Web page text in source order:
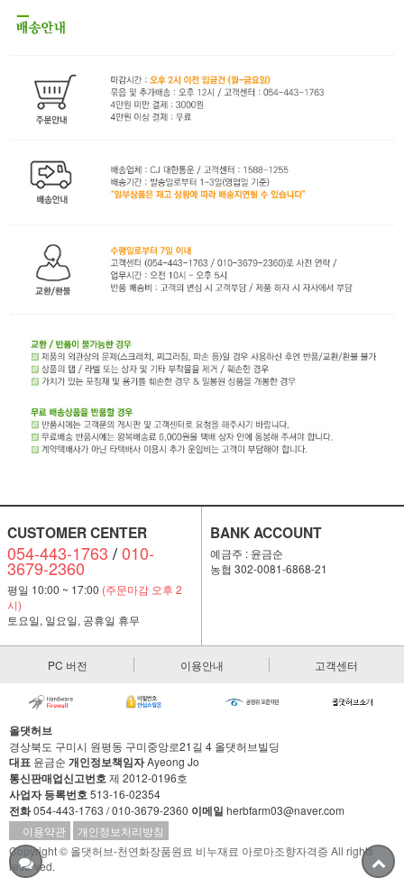
CUSTOMER CENTER
054-443-1763 /010-
3679-2360
평일 10:00 ~ 17:00 (주문마감 오후 2
시)
토요일, 일요일, 공휴일 휴무
BANK ACCOUNT
예금주 : 윤금순
농협 302-0081-6868-21
PC 버전 이용안내 고객센터
올댓허브
경상북도 구미시 원평동 구미중앙로21길 4 올댓허브빌딩
대표 윤금순 개인정보책임자Ayeong Jo
통신판매업신고번호제 2012-0196호
사업자 등록번호513-16-02354
전화054-443-1763 / 010-3679-2360 이메일 herbfarm03@naver.com
이용약관
개인정보처리방침
Copyright © 올댓허브-천연화장품원료 비누재료 아로마조향자격증 All rights
reserved.